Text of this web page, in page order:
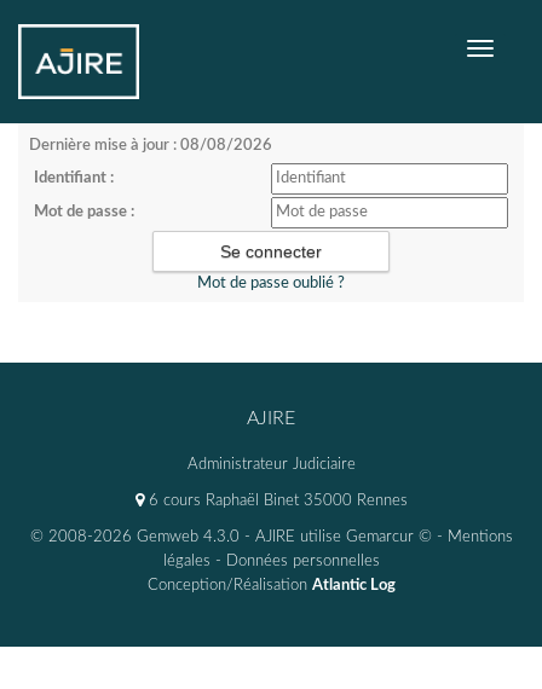
Toggle
Dernière mise à jour : 08/08/2026
Identifiant :
Mot de passe :
Mot de passe oublié ?
AJIRE
Administrateur Judiciaire
6 cours Raphaël Binet 35000 Rennes
© 2008-2026 Gemweb 4.3.0 - AJIRE utilise Gemarcur © - Mentions
légales - Données personnelles
Conception/Réalisation Atlantic Log